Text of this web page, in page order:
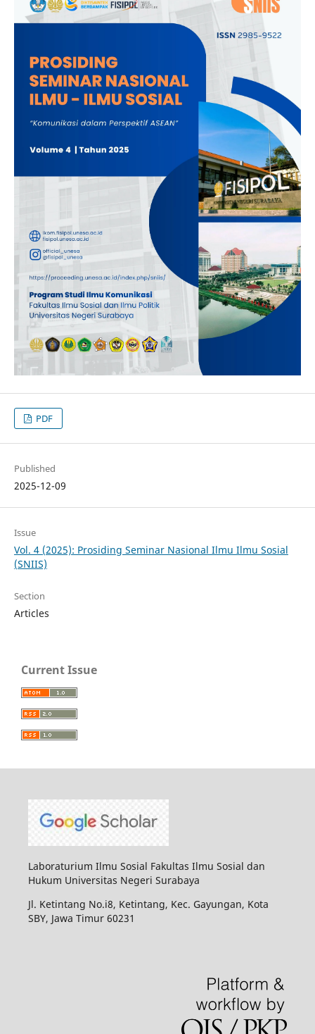
PDF
Published
2025-12-09
Issue
Vol. 4 (2025): Prosiding Seminar Nasional Ilmu Ilmu Sosial
(SNIIS)
Section
Articles
Current Issue
Laboraturium Ilmu Sosial Fakultas Ilmu Sosial dan
Hukum Universitas Negeri Surabaya
Jl. Ketintang No.i8, Ketintang, Kec. Gayungan, Kota
SBY, Jawa Timur 60231